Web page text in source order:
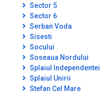
Sector 5
Sector 6
Serban Voda
Sisesti
Socului
Soseaua Nordului
Splaiul Independentei
Splaiul Unirii
Stefan Cel Mare